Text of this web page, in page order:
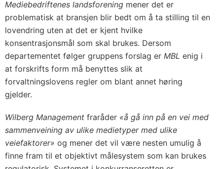
Mediebedriftenes landsforening mener det er
problematisk at bransjen blir bedt om å ta stilling til en
lovendring uten at det er kjent hvilke
konsentrasjonsmål som skal brukes. Dersom
departementet følger gruppens forslag er MBL enig i
at forskrifts form må benyttes slik at
forvaltningslovens regler om blant annet høring
gjelder.
Wilberg Management fraråder «å gå inn på en vei med
sammenveining av ulike medietyper med ulike
veiefaktorer» og mener det vil være nesten umulig å
finne fram til et objektivt målesystem som kan brukes